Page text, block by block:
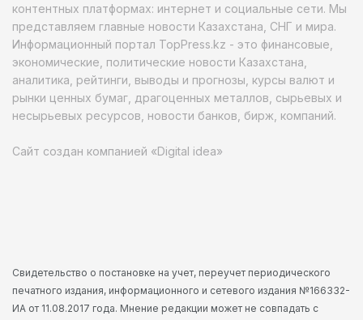
контентных платформах: интернет и социальные сети. Мы
представляем главные новости Казахстана, СНГ и мира.
Информационный портал TopPress.kz - это финансовые,
экономические, политические новости Казахстана,
аналитика, рейтинги, выводы и прогнозы, курсы валют и
рынки ценных бумаг, драгоценных металлов, сырьевых и
несырьевых ресурсов, новости банков, бирж, компаний.
Сайт создан компанией «Digital idea»
Свидетельство о постановке на учет, переучет периодического
печатного издания, информационного и сетевого издания №166332-
ИА от 11.08.2017 года. Мнение редакции может не совпадать с